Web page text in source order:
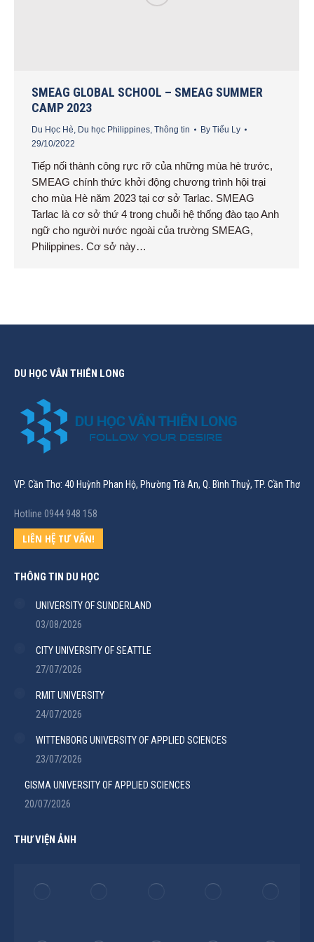
SMEAG GLOBAL SCHOOL – SMEAG SUMMER
CAMP 2023
Du Học Hè Du học Philippines Thông tin By Tiểu Ly
29/10/2022
Tiếp nối thành công rực rỡ của những mùa hè trước,
SMEAG chính thức khởi động chương trình hội trại
cho mùa Hè năm 2023 tại cơ sở Tarlac. SMEAG
Tarlac là cơ sở thứ 4 trong chuỗi hệ thống đào tạo Anh
ngữ cho người nước ngoài của trường SMEAG,
Philippines. Cơ sở này…
DU HỌC VÂN THIÊN LONG
VP. Cần Thơ: 40 Huỳnh Phan Hộ, Phường Trà An, Q. Bình Thuỷ, TP. Cần Thơ
Hotline 0944 948 158
LIÊN HỆ TƯ VẤN!
THÔNG TIN DU HỌC
UNIVERSITY OF SUNDERLAND
03/08/2026
CITY UNIVERSITY OF SEATTLE
27/07/2026
RMIT UNIVERSITY
24/07/2026
WITTENBORG UNIVERSITY OF APPLIED SCIENCES
23/07/2026
GISMA UNIVERSITY OF APPLIED SCIENCES
20/07/2026
THƯ VIỆN ẢNH